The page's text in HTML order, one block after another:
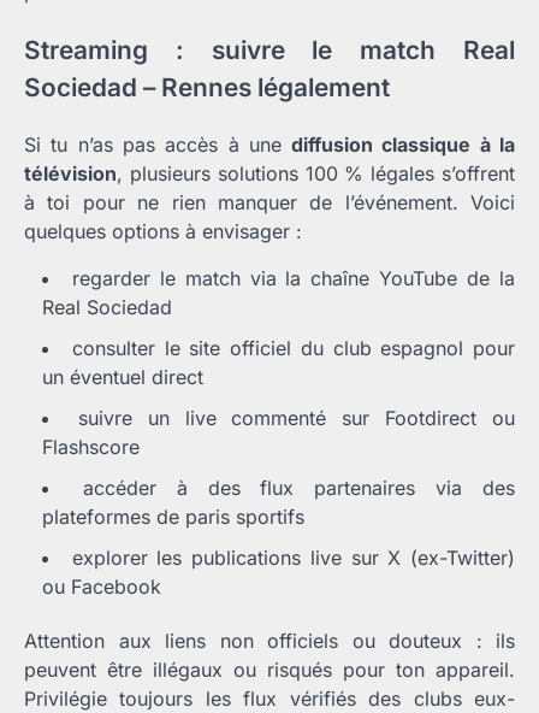
Streaming : suivre le match Real
Sociedad – Rennes légalement
Si tu n’as pas accès à unediffusion classique à la
télévision, plusieurs solutions 100 % légales s’offrent
à toi pour ne rien manquer de l’événement. Voici
quelques options à envisager :
regarder le match via la chaîne YouTube de la
Real Sociedad
consulter le site officiel du club espagnol pour
un éventuel direct
suivre un live commenté sur Footdirect ou
Flashscore
accéder à des flux partenaires via des
plateformes de paris sportifs
explorer les publications live sur X (ex-Twitter)
ou Facebook
Attention aux liens non officiels ou douteux : ils
peuvent être illégaux ou risqués pour ton appareil.
Privilégie toujours les flux vérifiés des clubs eux-